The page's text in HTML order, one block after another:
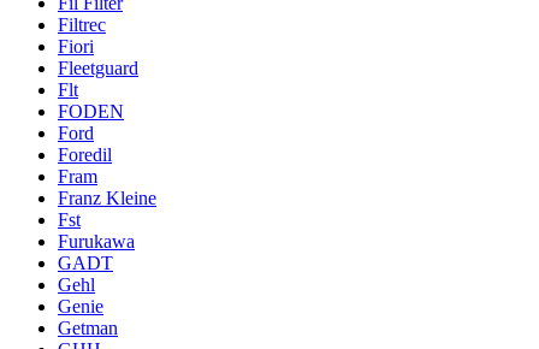
Filtrec
Fiori
Fleetguard
Flt
FODEN
Ford
Foredil
Fram
Franz Kleine
Fst
Furukawa
GADT
Gehl
Genie
Getman